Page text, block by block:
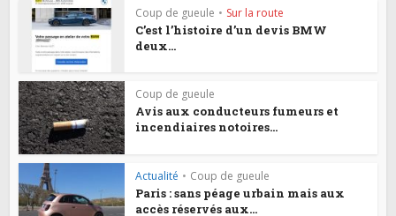
Coup de gueule • Sur la route
C’est l’histoire d’un devis BMW
deux...
Coup de gueule
Avis aux conducteurs fumeurs et
incendiaires notoires...
Actualité • Coup de gueule
Paris : sans péage urbain mais aux
accès réservés aux...